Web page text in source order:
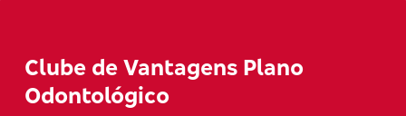
Clube de Vantagens Plano
Odontológico